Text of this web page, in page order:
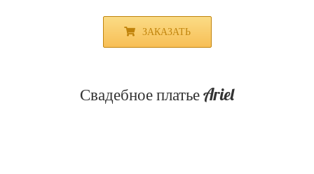
ЗАКАЗАТЬ
Свадебное платье Ariel